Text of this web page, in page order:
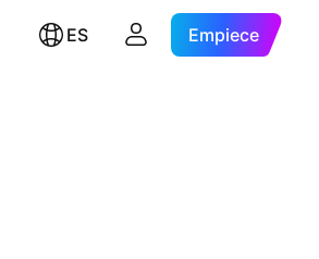
ES Empiece